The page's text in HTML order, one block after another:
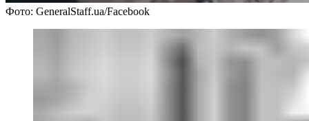
Фото: GeneralStaff.ua/Facebook